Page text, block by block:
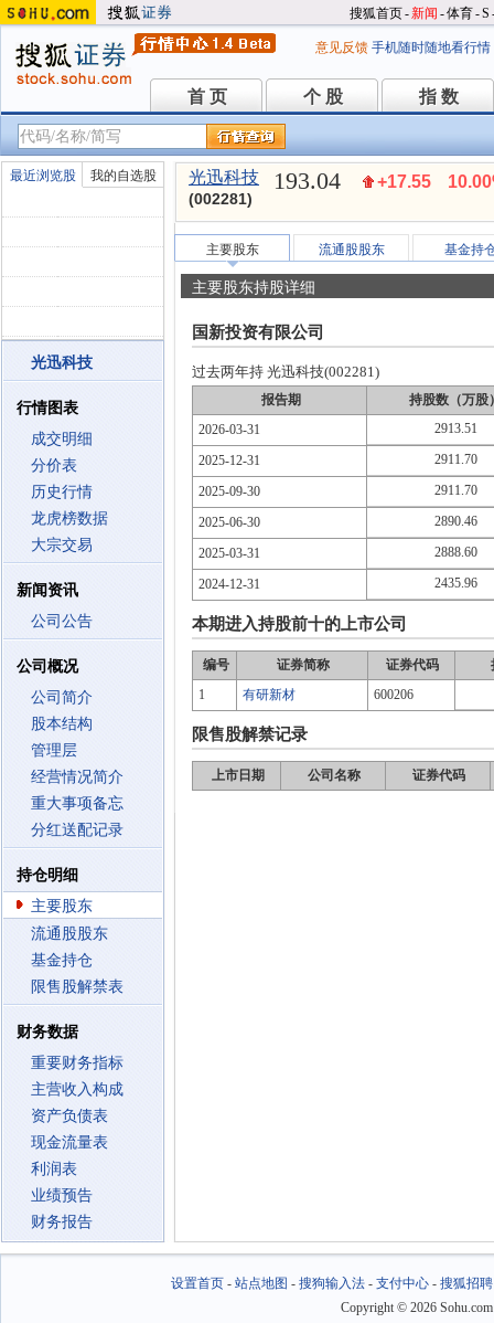
搜狐首页-新闻 -体育-S
意见反馈 手机随时随地看行情
首 页
首 页 个 股
个 股 指 数
指 数
最近浏览股 我的自选股
光迅科技
行情图表
成交明细
分价表
历史行情
龙虎榜数据
大宗交易
新闻资讯
公司公告
公司概况
公司简介
股本结构
管理层
经营情况简介
重大事项备忘
分红送配记录
持仓明细
主要股东
流通股股东
基金持仓
限售股解禁表
财务数据
重要财务指标
主营收入构成
资产负债表
现金流量表
利润表
业绩预告
财务报告
光迅科技
(002281)
193.04 +17.55
主要股东 流通股股东 基金持
主要股东持股详细
国新投资有限公司
过去两年持 光迅科技(002281)
报告期
持股数（万股
2026-03-31
2913.51
2025-12-31 2911.70
2025-09-30 2911.70
2025-06-30 2890.46
2025-03-31 2888.60
2024-12-31 2435.96
本期进入持股前十的上市公司
编号 证券简称 证券代码
1
有研新材 600206
限售股解禁记录
上市日期 公司名称 证券代码
设置首页- 站点地图 - 搜狗输入法- 支付中心- 搜狐招聘
Copyright © 2026